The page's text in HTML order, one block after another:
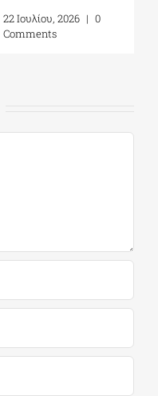
22 Ιουλίου, 2026 | 0
Comments